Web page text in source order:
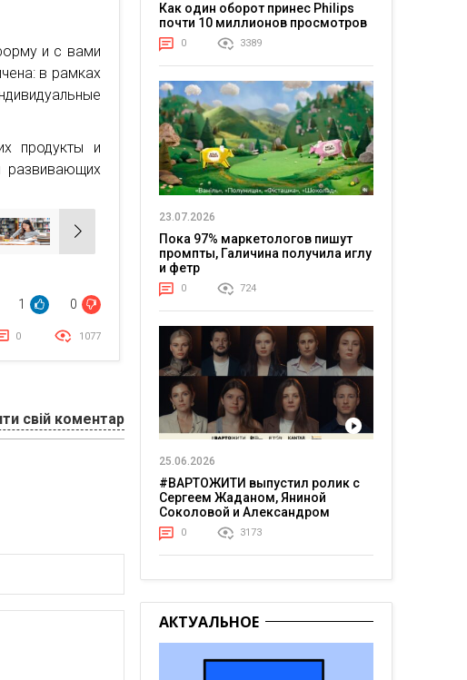
и с вами
в рамках
продукты и
развивающих
1 0
0 1077
свій коментар
Как один оборот принес Philips
почти 10 миллионов просмотров
0 3389
23.07.2026
Пока 97% маркетологов пишут
промпты, Галичина получила иглу
и фетр
0 724
25.06.2026
#ВАРТОЖИТИ выпустил ролик с
Сергеем Жаданом, Яниной
Соколовой и Александром
Тереном о жизни в постоянном
напряжении
0 3173
АКТУАЛЬНОЕ